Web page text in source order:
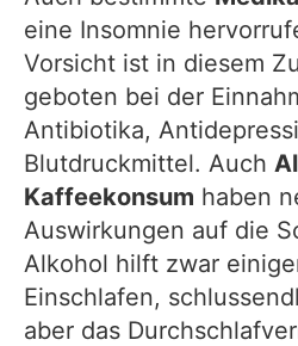
eine Insomnie
Vorsicht ist in diesem
geboten bei der
Antibiotika,
Blutdruckmittel. Auch
Kaffeekonsum haben
Auswirkungen auf die
Alkohol hilft zwar
Einschlafen,
aber das